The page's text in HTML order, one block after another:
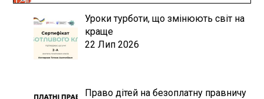
Уроки турботи, що змінюють світ на
краще
22 Лип 2026
Право дітей на безоплатну правничу